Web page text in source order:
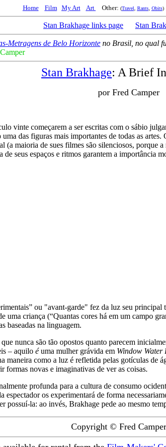
Home Film My Art Art Other: (Travel Rants, Obits)
Stan Brakhage links page Stan
Metragens de Belo Horizonte no Brasil, no qual
Stan Brakhage: A Brief
por Fred Camper
vinte começarem a ser escritas com o sábio
das figuras mais importantes de todas as
maioria de sues filmes são silenciosos,
seus espaços e ritmos garantem a
ou "avant-garde" fez da luz seu
criança (“Quantas cores há em um campo
baseadas na linguagem.
nunca são tão opostos quanto parecem
– aquilo éuma mulher grávida em Window Water
maneira como a luz é refletida pelas gotículas de
formas novas e imaginativas de ver as coisas.
profunda para a cultura de consumo
espectador os experimentará de forma
possuí-la: ao invés, Brakhage pede ao mesmo
Copyright © Fred